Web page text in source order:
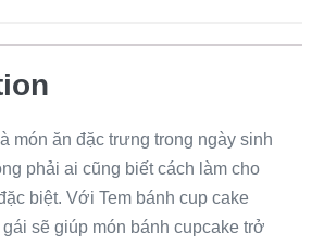
món ăn đặc trưng trong ngày sinh
phải ai cũng biết cách làm cho
biệt. Với Tem bánh cup cake
sẽ giúp món bánh cupcake trở